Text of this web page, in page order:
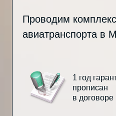
Проводим
авиатранспорта в
1 год
прописан
в договоре